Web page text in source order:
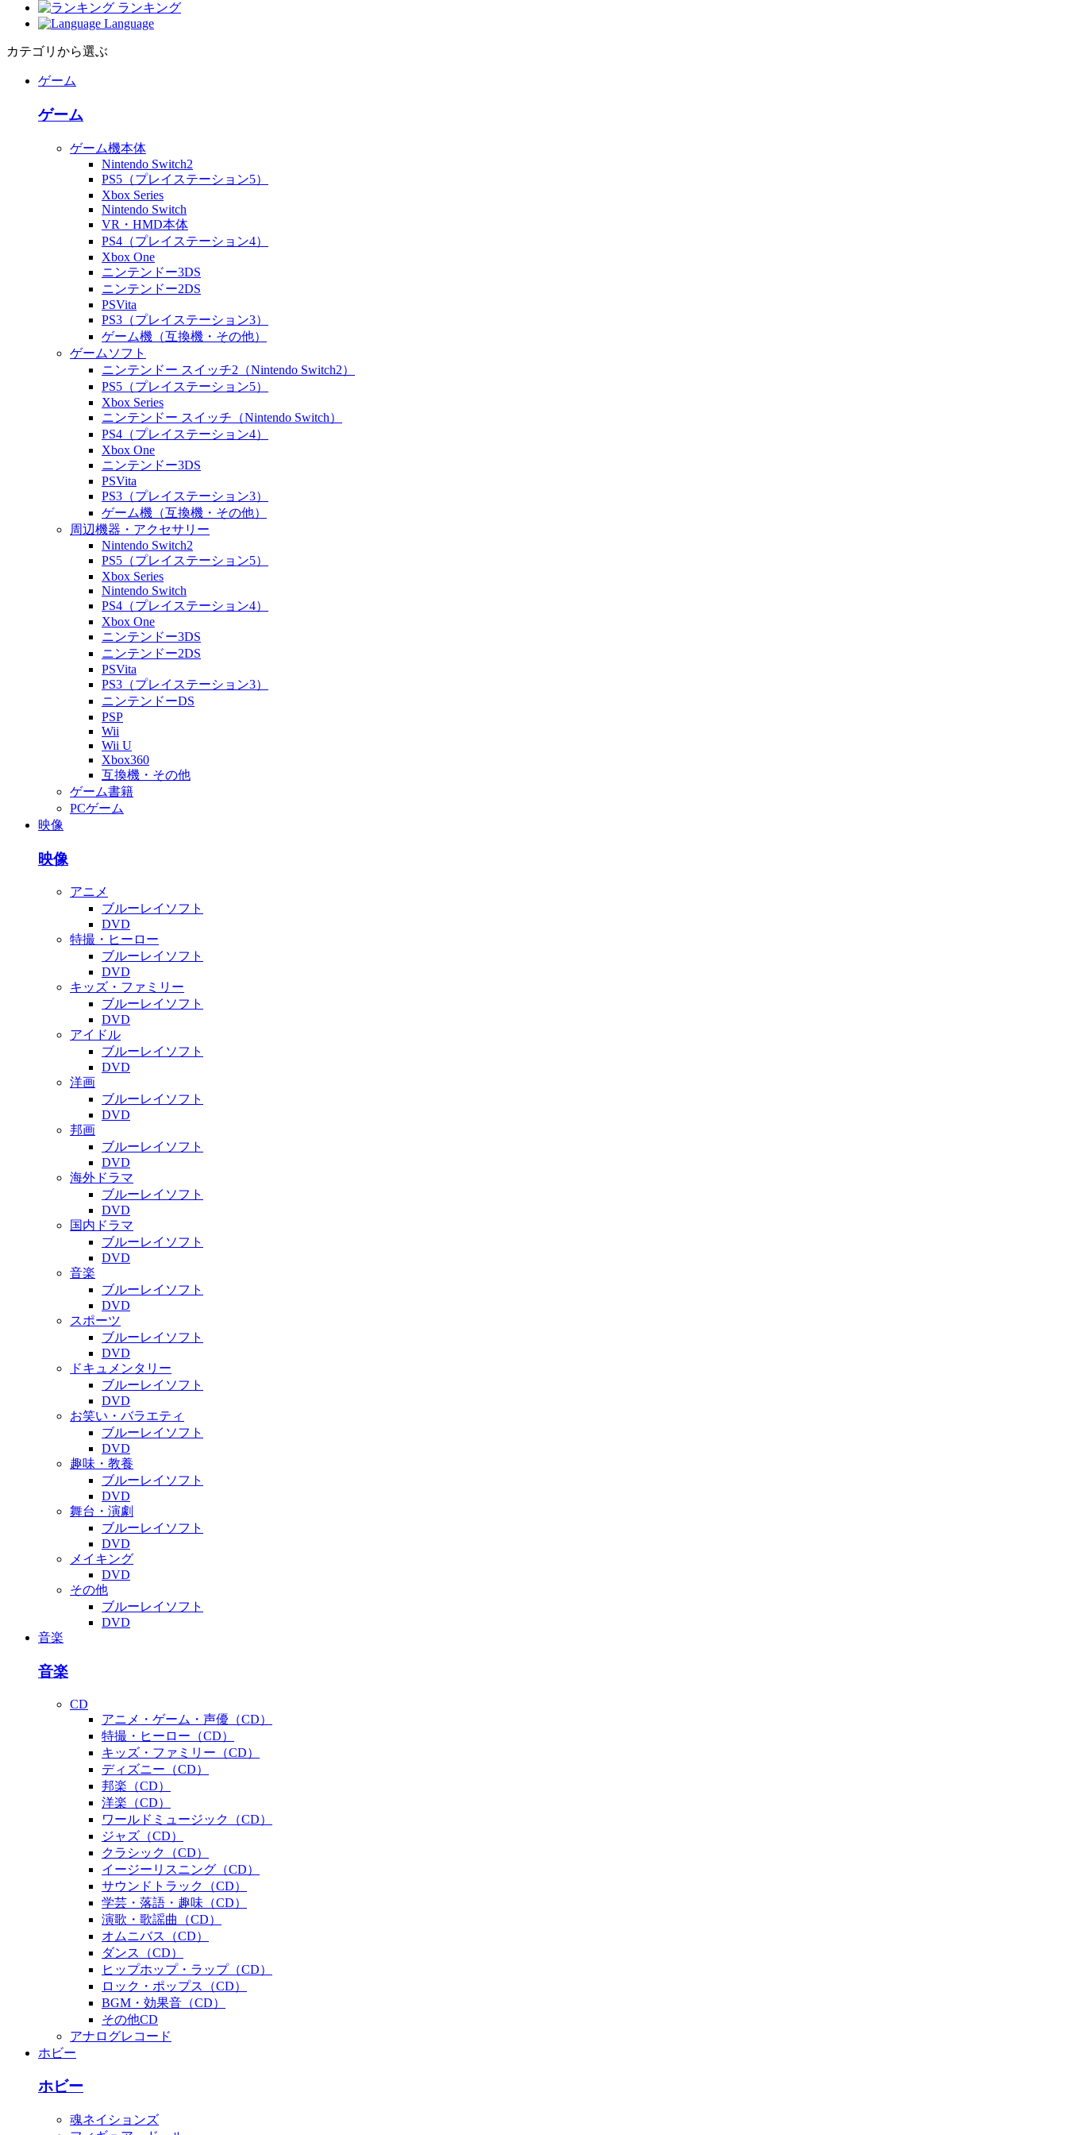
ランキング
Language
カテゴリから選ぶ
ゲーム
ゲーム
ゲーム機本体
Nintendo Switch2
PS5（プレイステーション5）
Xbox Series
Nintendo Switch
VR・HMD本体
PS4（プレイステーション4）
Xbox One
ニンテンドー3DS
ニンテンドー2DS
PSVita
PS3（プレイステーション3）
ゲーム機（互換機・その他）
ゲームソフト
ニンテンドー スイッチ2（Nintendo Switch2）
PS5（プレイステーション5）
Xbox Series
ニンテンドー スイッチ（Nintendo Switch）
PS4（プレイステーション4）
Xbox One
ニンテンドー3DS
PSVita
PS3（プレイステーション3）
ゲーム機（互換機・その他）
周辺機器・アクセサリー
Nintendo Switch2
PS5（プレイステーション5）
Xbox Series
Nintendo Switch
PS4（プレイステーション4）
Xbox One
ニンテンドー3DS
ニンテンドー2DS
PSVita
PS3（プレイステーション3）
ニンテンドーDS
PSP
Wii
Wii U
Xbox360
互換機・その他
ゲーム書籍
PCゲーム
映像
映像
アニメ
ブルーレイソフト
DVD
特撮・ヒーロー
ブルーレイソフト
DVD
キッズ・ファミリー
ブルーレイソフト
DVD
アイドル
ブルーレイソフト
DVD
洋画
ブルーレイソフト
DVD
邦画
ブルーレイソフト
DVD
海外ドラマ
ブルーレイソフト
DVD
国内ドラマ
ブルーレイソフト
DVD
音楽
ブルーレイソフト
DVD
スポーツ
ブルーレイソフト
DVD
ドキュメンタリー
ブルーレイソフト
DVD
お笑い・バラエティ
ブルーレイソフト
DVD
趣味・教養
ブルーレイソフト
DVD
舞台・演劇
ブルーレイソフト
DVD
メイキング
DVD
その他
ブルーレイソフト
DVD
音楽
音楽
CD
アニメ・ゲーム・声優（CD）
特撮・ヒーロー（CD）
キッズ・ファミリー（CD）
ディズニー（CD）
邦楽（CD）
洋楽（CD）
ワールドミュージック（CD）
ジャズ（CD）
クラシック（CD）
イージーリスニング（CD）
サウンドトラック（CD）
学芸・落語・趣味（CD）
演歌・歌謡曲（CD）
オムニバス（CD）
ダンス（CD）
ヒップホップ・ラップ（CD）
ロック・ポップス（CD）
BGM・効果音（CD）
その他CD
アナログレコード
ホビー
ホビー
魂ネイションズ